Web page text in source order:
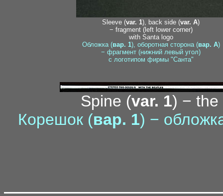
Sleeve (var. 1), back side (var. A)
− fragment (left lower corner)
with Santa logo
Обложка (вар. 1), оборотная сторона (вар. A)
− фрагмент (нижний левый угол)
с логотипом фирмы "Санта"
Spine (var. 1) − the
Корешок (вар. 1) −